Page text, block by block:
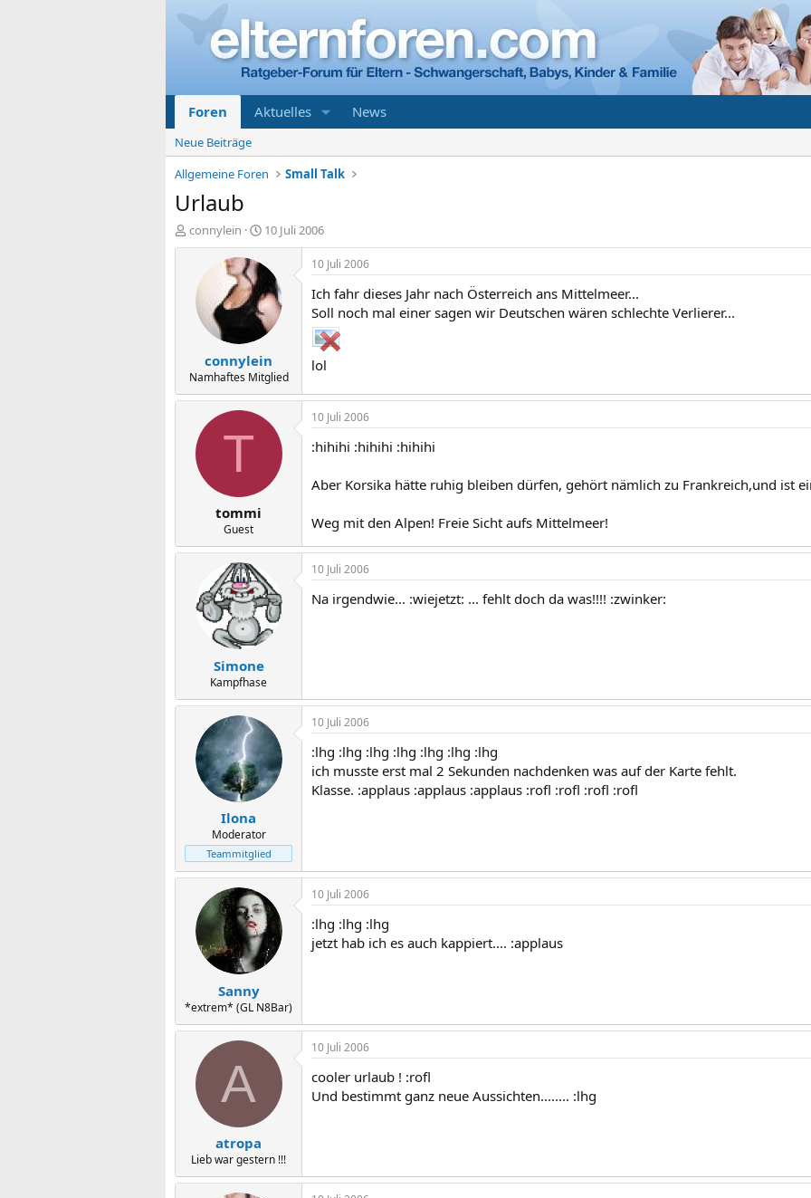
Foren Aktuelles News
Neue Beiträge
Allgemeine Foren
Small Talk
Urlaub
E
r
connylein
E
r
s
e
l
l
a
m
10 Juli 2006
connylein
Namhaftes Mitglied
10 Juli 2006
Ich fahr dieses Jahr nach Österreich ans Mittelmeer...
Soll noch mal einer sagen wir Deutschen wären schlechte Verlierer...
lol
T
tommi
Guest
10 Juli 2006
:hihihi :hihihi :hihihi
Aber Korsika hätte ruhig bleiben dürfen, gehört nämlich zu Frankreich,und ist
Weg mit den Alpen! Freie Sicht aufs Mittelmeer!
Simone
Kampfhase
10 Juli 2006
Na irgendwie... :wiejetzt: ... fehlt doch da was!!!! :zwinker:
Ilona
Moderator
Teammitglied
10 Juli 2006
:lhg :lhg :lhg :lhg :lhg :lhg :lhg
ich musste erst mal 2 Sekunden nachdenken was auf der Karte fehlt.
Klasse. :applaus :applaus :applaus :rofl :rofl :rofl :rofl
Sanny
*extrem* (GL N8Bar)
10 Juli 2006
:lhg :lhg :lhg
jetzt hab ich es auch kappiert.... :applaus
A
atropa
Lieb war gestern !!!
10 Juli 2006
cooler urlaub ! :rofl
Und bestimmt ganz neue Aussichten........ :lhg